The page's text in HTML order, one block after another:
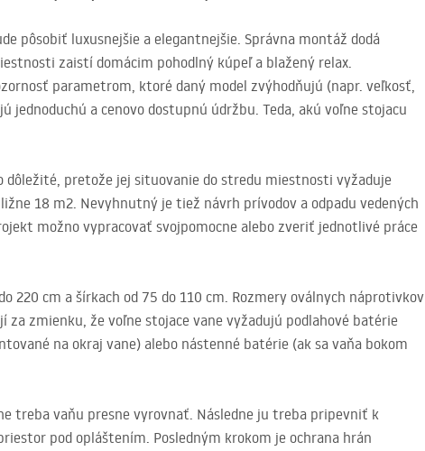
pôsobiť luxusnejšie a elegantnejšie. Správna montáž dodá
zaistí domácim pohodlný kúpeľ a blažený relax.
parametrom, ktoré daný model zvýhodňujú (napr. veľkosť,
a cenovo dostupnú údržbu. Teda, akú voľne stojacu
pretože jej situovanie do stredu miestnosti vyžaduje
18 m2. Nevyhnutný je tiež návrh prívodov a odpadu vedených
možno vypracovať svojpomocne alebo zveriť jednotlivé práce
220 cm a šírkach od 75 do 110 cm. Rozmery oválnych náprotivkov
zmienku, že voľne stojace vane vyžadujú podlahové batérie
na okraj vane) alebo nástenné batérie (ak sa vaňa bokom
treba vaňu presne vyrovnať. Následne ju treba pripevniť k
pod opláštením. Posledným krokom je ochrana hrán